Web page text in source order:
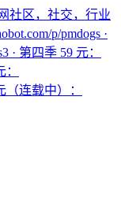
社区，社交，行业
p/pmdogs ·
· 第四季 59 元：
（连载中）：